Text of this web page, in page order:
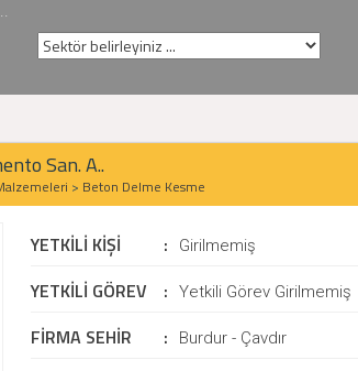
San. A..
> Beton Delme Kesme
YETKİLİ KİŞİ : Girilmemiş
YETKİLİ GÖREV : Yetkili Görev Girilmemiş
FİRMA SEHİR : Burdur - Çavdır